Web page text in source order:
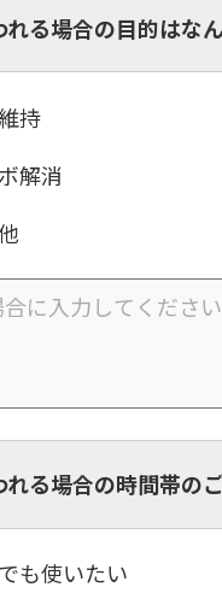
る場合の目的はな
持
解消
る場合の時間帯の
も使いたい